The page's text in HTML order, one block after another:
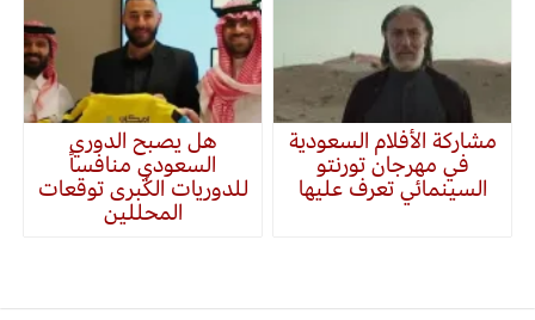
مشاركة الأفلام السعودية
في مهرجان تورنتو
السينمائي تعرف عليها
هل يصبح الدوري
السعودي منافساً
للدوريات الكُبرى توقعات
المحللين